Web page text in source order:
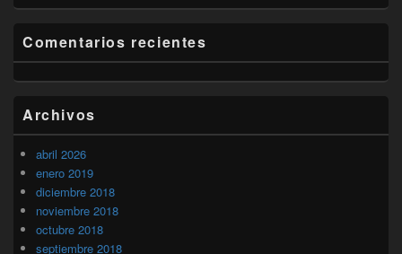
Comentarios recientes
Archivos
abril 2026
enero 2019
diciembre 2018
noviembre 2018
octubre 2018
septiembre 2018